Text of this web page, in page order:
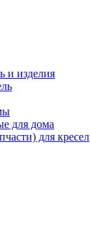
и изделия
для дома
для кресел